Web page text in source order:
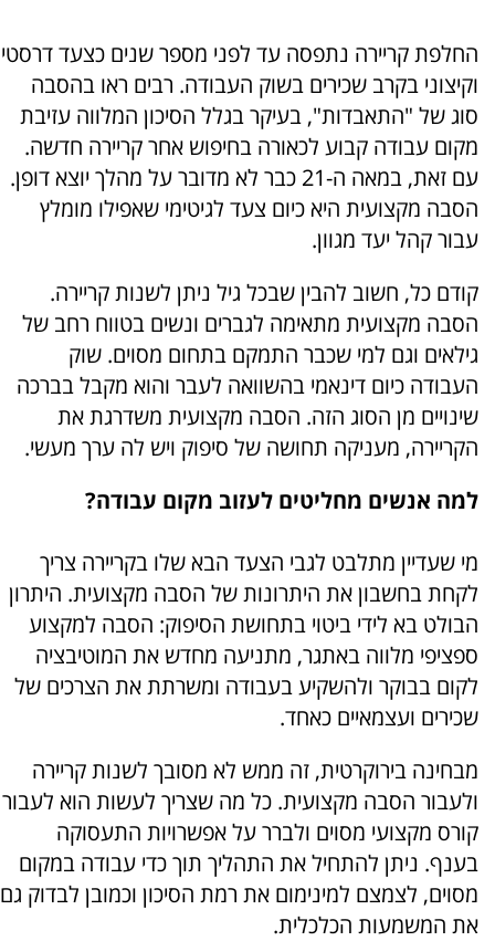
החלפת קריירה נתפסה עד לפני מספר שנים כצעד דרסטי
וקיצוני בקרב שכירים בשוק העבודה. רבים ראו בהסבה
סוג של "התאבדות", בעיקר בגלל הסיכון המלווה עזיבת
מקום עבודה קבוע לכאורה בחיפוש אחר קריירה חדשה.
עם זאת, במאה ה-21 כבר לא מדובר על מהלך יוצא דופן.
הסבה מקצועית היא כיום צעד לגיטימי שאפילו מומלץ
עבור קהל יעד מגוון.
קודם כל, חשוב להבין שבכל גיל ניתן לשנות קריירה.
הסבה מקצועית מתאימה לגברים ונשים בטווח רחב של
גילאים וגם למי שכבר התמקם בתחום מסוים. שוק
העבודה כיום דינאמי בהשוואה לעבר והוא מקבל בברכה
שינויים מן הסוג הזה. הסבה מקצועית משדרגת את
הקריירה, מעניקה תחושה של סיפוק ויש לה ערך מעשי.
למה אנשים מחליטים לעזוב מקום עבודה?
מי שעדיין מתלבט לגבי הצעד הבא שלו בקריירה צריך
לקחת בחשבון את היתרונות של הסבה מקצועית. היתרון
הבולט בא לידי ביטוי בתחושת הסיפוק: הסבה למקצוע
ספציפי מלווה באתגר, מתניעה מחדש את המוטיבציה
לקום בבוקר ולהשקיע בעבודה ומשרתת את הצרכים של
שכירים ועצמאיים כאחד.
מבחינה בירוקרטית, זה ממש לא מסובך לשנות קריירה
ולעבור הסבה מקצועית. כל מה שצריך לעשות הוא לעבור
קורס מקצועי מסוים ולברר על אפשרויות התעסוקה
בענף. ניתן להתחיל את התהליך תוך כדי עבודה במקום
מסוים, לצמצם למינימום את רמת הסיכון וכמובן לבדוק גם
את המשמעות הכלכלית.